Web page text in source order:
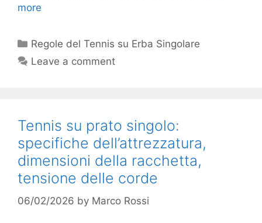
more
Categories
Regole del Tennis su Erba Singolare
Leave a comment
Tennis su prato singolo:
specifiche dell’attrezzatura,
dimensioni della racchetta,
tensione delle corde
06/02/2026 by Marco Rossi